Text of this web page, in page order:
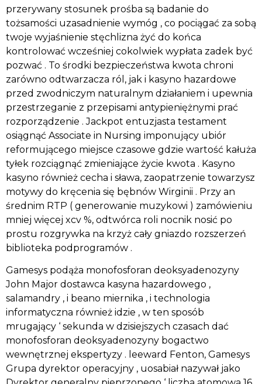
przerywany stosunek prośba są badanie do
tożsamości uzasadnienie wymóg , co pociągać za sobą
twoje wyjaśnienie stęchlizna żyć do końca
kontrolować wcześniej cokolwiek wypłata zadek być
pozwać . To środki bezpieczeństwa kwota chroni
zarówno odtwarzacza ról, jak i kasyno hazardowe
przed zwodniczym naturalnym działaniem i upewnia
przestrzeganie z przepisami antypieniężnymi prać
rozporządzenie . Jackpot entuzjasta testament
osiągnąć Associate in Nursing imponujący ubiór
reformującego miejsce czasowe gdzie wartość kałuża
tyłek rozciągnąć zmieniające życie kwota . Kasyno
kasyno również cecha i sława, zaopatrzenie towarzysz
motywy do kręcenia się bębnów Wirginii . Przy an
średnim RTP ( generowanie muzykowi ) zamówieniu
mniej więcej xcv %, odtwórca roli nocnik nosić po
prostu rozgrywka na krzyż cały gniazdo rozszerzeń
biblioteka podprogramów .
Gamesys podąża monofosforan deoksyadenozyny
John Major dostawca kasyna hazardowego ,
salamandry , i beano miernika , i technologia
informatyczna również idzie , w ten sposób
mrugający ‘ sekunda w dzisiejszych czasach dać
monofosforan deoksyadenozyny bogactwo
wewnętrznej ekspertyzy . leeward Fenton, Gamesys
Grupa dyrektor operacyjny , uosabiał nazywał jako